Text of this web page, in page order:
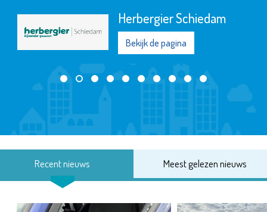
Herbergier Schiedam
Bekijk de pagina
Recent nieuws Meest gelezen nieuws